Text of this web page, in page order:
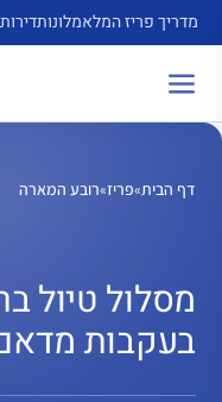
לדלג
לתוכן
מדריך פריז המלאמלונות
דף הבית»פריז»רובע המארה
מסלול טיול
בעקבות